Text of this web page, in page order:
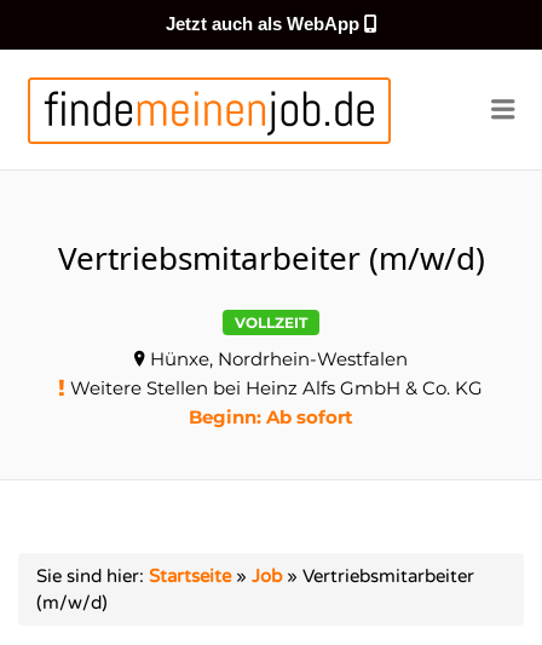
Jetzt auch als WebApp
Vertriebsmitarbeiter (m/w/d)
VOLLZEIT
Hünxe, Nordrhein-Westfalen
Weitere Stellen bei Heinz Alfs GmbH & Co. KG
Beginn: Ab sofort
Sie sind hier: Startseite» Job» Vertriebsmitarbeiter
(m/w/d)